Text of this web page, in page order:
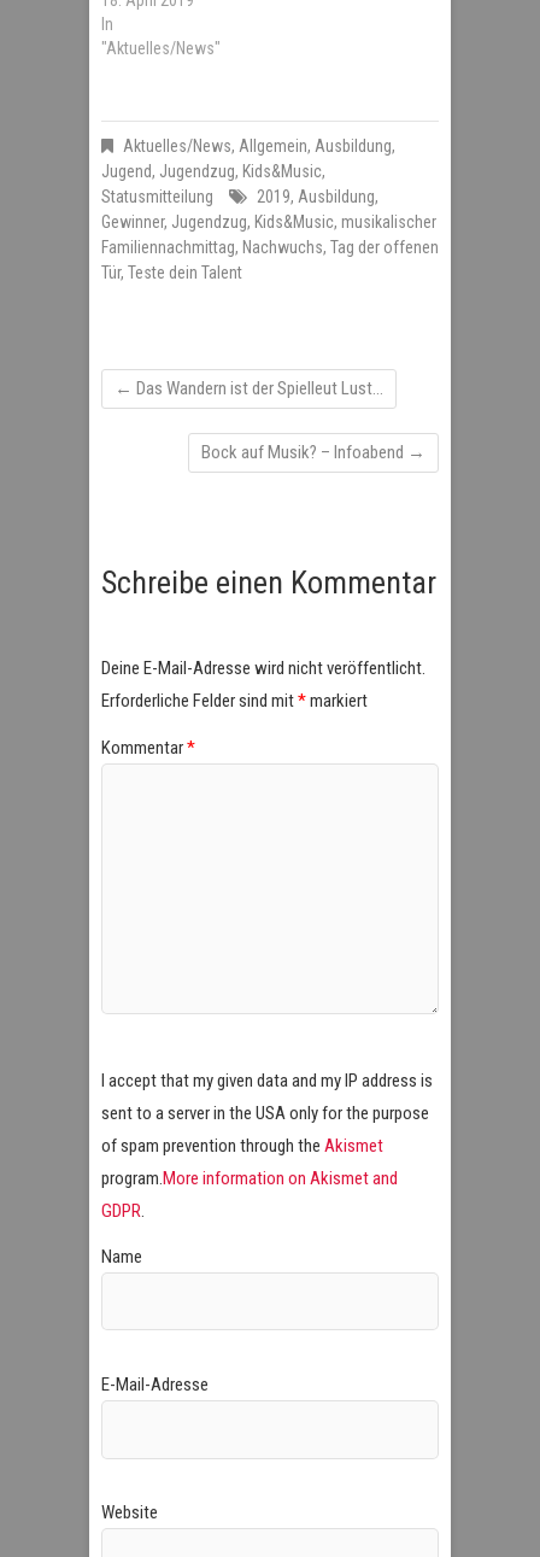
In
"Aktuelles/News"
Aktuelles/News, Allgemein, Ausbildung,
Jugend, Jugendzug, Kids&Music,
Statusmitteilung
2019, Ausbildung,
Gewinner, Jugendzug, Kids&Music, musikalischer
Familiennachmittag, Nachwuchs, Tag der offenen
Tür, Teste dein Talent
← Das Wandern ist der Spielleut Lust…
Bock auf Musik? – Infoabend →
Schreibe einen Kommentar
Deine E-Mail-Adresse wird nicht veröffentlicht.
Erforderliche Felder sind mit*markiert
Kommentar*
I accept that my given data and my IP address is
sent to a server in the USA only for the purpose
of spam prevention through the Akismet
program.More information on Akismet and
GDPR.
Name
E-Mail-Adresse
Website